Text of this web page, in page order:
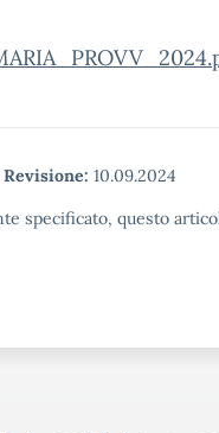
Revisione: 10.09.2024
specificato, questo